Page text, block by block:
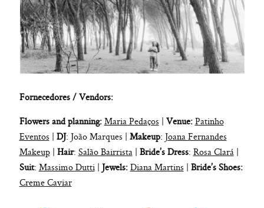
Fornecedores / Vendors:
Flowers and planning: Maria Pedaços | Venue: Patinho
Eventos | DJ: João Marques | Makeup: Joana Fernandes
Makeup| Hair: Salão Bairrista| Bride’s Dress: Rosa Clará|
Suit: Massimo Dutti| Jewels: Diana Martins | Bride’s Shoes:
Creme Caviar